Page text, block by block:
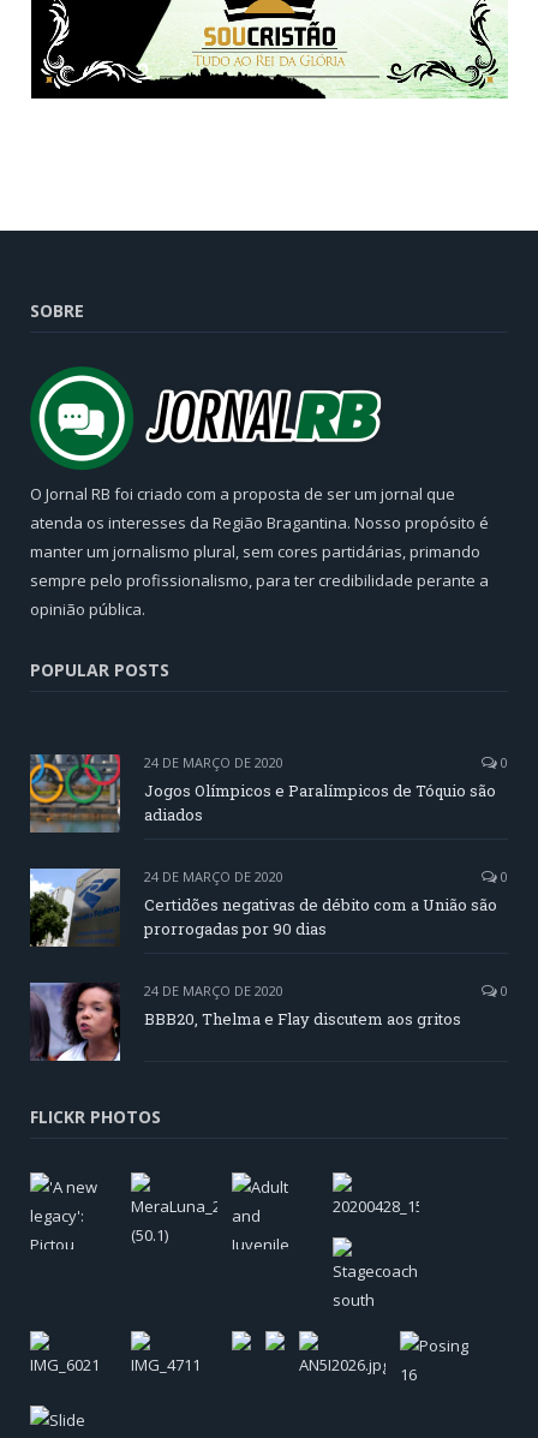
SOBRE
O Jornal RB foi criado com a proposta de ser um jornal que
atenda os interesses da Região Bragantina. Nosso propósito é
manter um jornalismo plural, sem cores partidárias, primando
sempre pelo profissionalismo, para ter credibilidade perante a
opinião pública.
POPULAR POSTS
24 DE MARÇO DE 2020 0
Jogos Olímpicos e Paralímpicos de Tóquio são
adiados
24 DE MARÇO DE 2020 0
Certidões negativas de débito com a União são
prorrogadas por 90 dias
24 DE MARÇO DE 2020 0
BBB20, Thelma e Flay discutem aos gritos
FLICKR PHOTOS